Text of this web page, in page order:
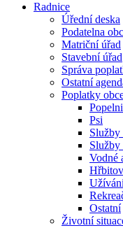
Radnice
Úřední deska
Podatelna
Matriční úřad
Stavební úřad
Správa
Ostatní
Poplatky
Psi
Služby
Služby
Vodné
Ostatní
Životní